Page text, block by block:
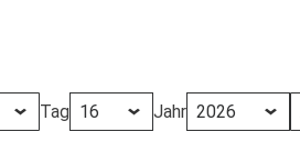
Tag Jahr